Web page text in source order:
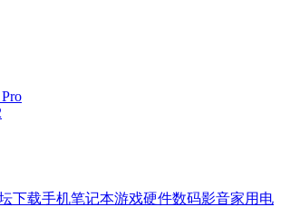
下载手机笔记本游戏硬件数码影音家用电